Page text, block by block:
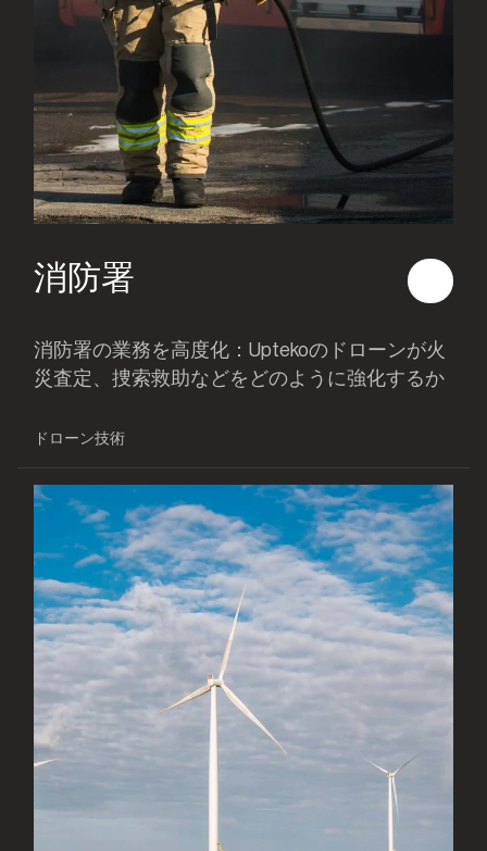
消防署
消防署の業務を高度化：Uptekoのドローンが火
災査定、捜索救助などをどのように強化するか
ドローン技術